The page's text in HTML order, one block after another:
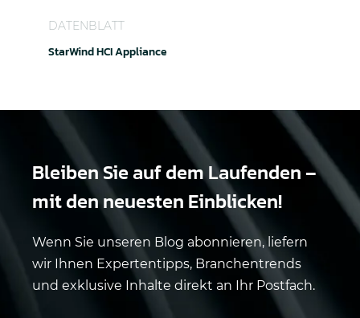
DATENBLATT
StarWind HCI Appliance
Bleiben Sie auf dem Laufenden –
mit den neuesten Einblicken!
Wenn Sie unseren Blog abonnieren, liefern
wir Ihnen Expertentipps, Branchentrends
und exklusive Inhalte direkt an Ihr Postfach.